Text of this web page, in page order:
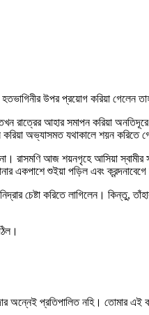
উপর প্রয়োগ করিয়া গেলেন
রাত্রের আহার সমাপন করিয়া
করিয়া অভ্যাসমত যথাকালে শয়ন করিতে
রাসমণি আজ শয়নগৃহে আসিয়া স্বামীর
একপাশে শুইয়া পড়িল এবং
চেষ্টা করিতে লাগিলেন। কিন্তু,
অন্নেই প্রতিপালিত নহি। তোমার